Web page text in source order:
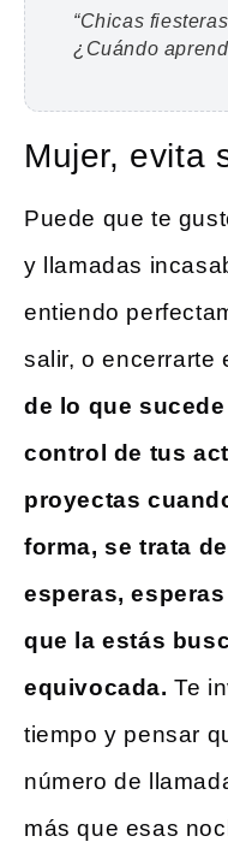
“Chicas
¿Cuándo
Mujer, evita
Puede que te
y llamadas
entiendo
salir, o encerrarte
de lo que
control de tus
proyectas
forma, se trata
esperas,
que la estás
equivocada. Te
tiempo y pensar
número de
más que esas